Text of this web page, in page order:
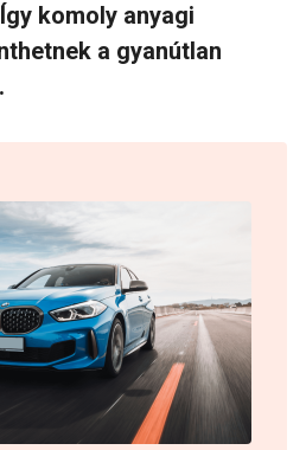
komoly anyagi
a gyanútlan